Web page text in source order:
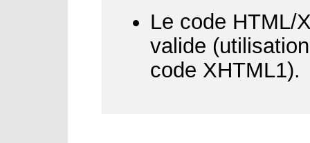
Le code HTML/
valide
code XHTML1).